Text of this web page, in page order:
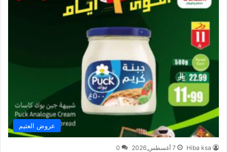
عروض العثيم
Hiba ksa 7 أغسطس,2026 0